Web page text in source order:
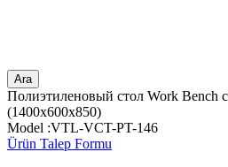
Ara
Полиэтиленовый стол Work Bench
(1400x600x850)
Model :VTL-VCT-PT-146
Ürün Talep Formu